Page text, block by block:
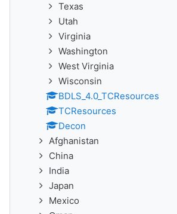
Texas
Utah
Virginia
Washington
West Virginia
Wisconsin
BDLS_4.0_TCResources
TCResources
Decon
Afghanistan
China
India
Japan
Mexico